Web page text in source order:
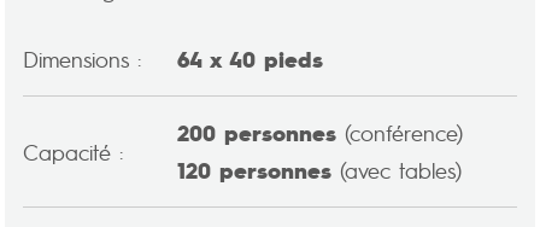
Dimensions : 64 x 40 pieds
Capacité :
200 personnes (conférence)
120 personnes (avec tables)